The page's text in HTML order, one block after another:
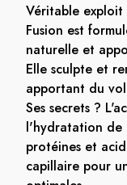
Véritable
Fusion est
naturelle et
Elle sculpte et
apportant du
Ses secrets ?
l'hydratation de
protéines et
capillaire pour